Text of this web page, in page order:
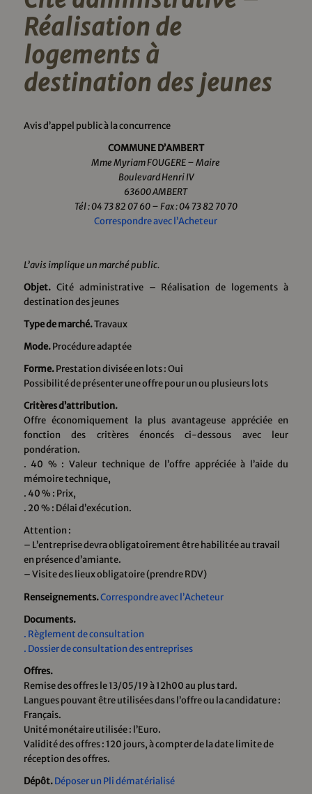
Réalisation de
logements à
destination des jeunes
Avis d’appel public à la concurrence
COMMUNE D’AMBERT
Mme Myriam FOUGERE – Maire
Boulevard Henri IV
63600 AMBERT
Tél : 04 73 82 07 60 – Fax : 04 73 82 70 70
Correspondre avec l’Acheteur
L’avis implique un marché public.
Objet.Cité administrative – Réalisation de logements à
destination des jeunes
Type de marché.Travaux
Mode.Procédure adaptée
Forme.Prestation divisée en lots : Oui
Possibilité de présenter une offre pour un ou plusieurs lots
Critères d’attribution.
Offre économiquement la plus avantageuse appréciée en
fonction des critères énoncés ci-dessous avec leur
pondération.
. 40 % : Valeur technique de l’offre appréciée à l’aide du
mémoire technique,
. 40 % : Prix,
. 20 % : Délai d’exécution.
Attention :
– L’entreprise devra obligatoirement être habilitée au travail
en présence d’amiante.
– Visite des lieux obligatoire (prendre RDV)
Renseignements.Correspondre avec l’Acheteur
Documents.
. Règlement de consultation
. Dossier de consultation des entreprises
Offres.
Remise des offres le 13/05/19 à 12h00 au plus tard.
Langues pouvant être utilisées dans l’offre ou la candidature :
Français.
Unité monétaire utilisée : l’Euro.
Validité des offres : 120 jours, à compter de la date limite de
réception des offres.
Dépôt. Déposer un Pli dématérialisé